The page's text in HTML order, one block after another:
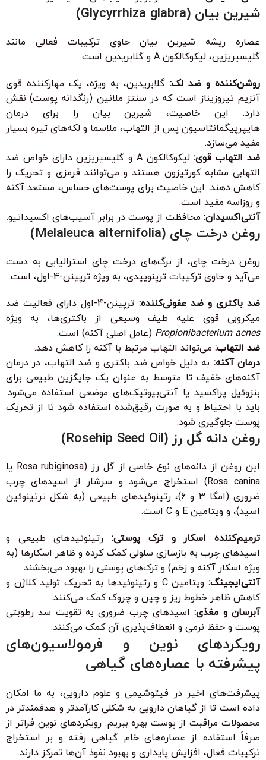
شیرین بیان (Glycyrrhiza glabra)
عصاره ریشه شیرین بیان حاوی ترکیبات فعالی مانند
گلیسیریزین، لیکوکالکون A و گلابریدین است.
روشن‌کننده و ضد لک: گلابریدین، به ویژه، یک مهارکننده قوی
آنزیم تیروزیناز است که در سنتز ملانین (رنگدانه پوست) نقش
دارد. این خاصیت، شیرین بیان را برای درمان
هایپرپیگمانتاسیون پس از التهاب، ملاسما و لکه‌های تیره بسیار
مفید می‌سازد.
ضد التهاب قوی:
لیکوکالکون A و گلیسیریزین دارای خواص ضد
التهابی مشابه کورتیزون هستند و می‌توانند قرمزی و تحریک را
کاهش دهند. این خاصیت برای پوست‌های حساس، مستعد آکنه
و روزاسه مفید است.
آنتی‌اکسیدان: محافظت از پوست در برابر آسیب‌های اکسیداتیو.
روغن درخت چای (Melaleuca alternifolia)
روغن درخت چای، از برگ‌های درخت چای استرالیایی به دست
می‌آید و حاوی ترکیبات ترپنوییدی، به ویژه ترپینن-4-اول، است.
ضد باکتری و ضد عفونی‌کننده:
ترپینن-4-اول دارای فعالیت ضد
میکروبی قوی علیه طیف وسیعی از باکتری‌ها، به ویژه
Propionibacterium acnes (عامل اصلی آکنه) است.
ضد التهاب: می‌تواند التهاب مرتبط با آکنه را کاهش دهد.
درمان آکنه: به دلیل خواص ضد باکتری و ضد التهاب، در درمان
آکنه‌های خفیف تا متوسط به عنوان یک جایگزین طبیعی برای
بنزوئیل پراکسید یا آنتی‌بیوتیک‌های موضعی استفاده می‌شود.
باید با احتیاط و به صورت رقیق‌شده استفاده شود تا از تحریک
پوست جلوگیری شود.
روغن دانه گل رز (Rosehip Seed Oil)
این روغن از دانه‌های نوع خاصی از گل رز (Rosa rubiginosa یا
Rosa canina) استخراج می‌شود و سرشار از اسیدهای چرب
ضروری (امگا 3 و 6)، رتینوئیدهای طبیعی (به شکل ترتینوئین
اسید)، و ویتامین E و C است.
ترمیم‌کننده اسکار و ترک پوستی:رتینوئیدهای طبیعی و
اسیدهای چرب به بازسازی سلولی کمک کرده و ظاهر اسکارها (به
ویژه اسکار آکنه و زخم) و ترک‌های پوستی را بهبود می‌بخشند.
آنتی‌ایجینگ:
ویتامین C و رتینوئیدها به تحریک تولید کلاژن و
کاهش ظاهر خطوط ریز و چین و چروک کمک می‌کنند.
آبرسان و مغذی:اسیدهای چرب ضروری به تقویت سد رطوبتی
پوست و حفظ نرمی و انعطاف‌پذیری آن کمک می‌کنند.
رویکردهای نوین و فرمولاسیون‌های
پیشرفته با عصاره‌های گیاهی
پیشرفت‌های اخیر در فیتوشیمی و علوم دارویی، به ما امکان
داده است تا از گیاهان دارویی به شکلی کارآمدتر و هدفمندتر در
محصولات مراقبت از پوست بهره ببریم. رویکردهای نوین فراتر از
صرفاً استفاده از عصاره‌های خام گیاهی رفته و بر استخراج
ترکیبات فعال، افزایش پایداری و بهبود نفوذ آن‌ها تمرکز دارند.